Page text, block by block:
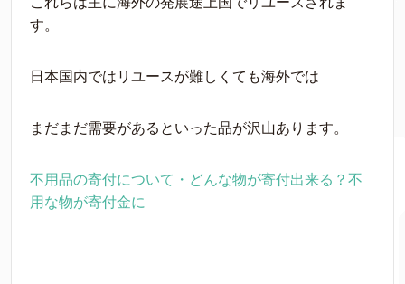
す。
日本国内ではリユースが難しくても海外では
まだまだ需要があるといった品が沢山あります。
不用品の寄付について・どんな物が寄付出来る？不
用な物が寄付金に